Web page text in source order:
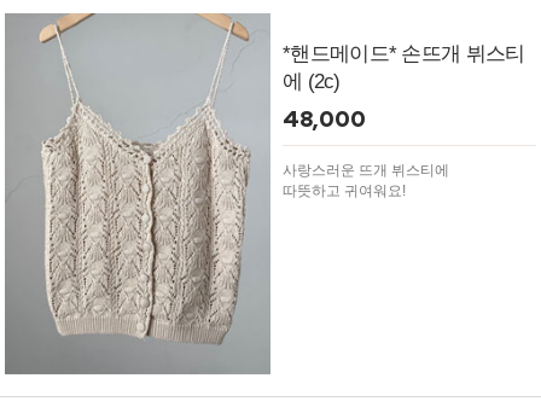
*핸드메이드* 손뜨개 뷔스티
에 (2c)
48,000
사랑스러운 뜨개 뷔스티에
따뜻하고 귀여워요!